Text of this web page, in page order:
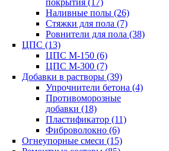
покрытия (17)
Наливные полы (26)
Стяжки для пола (7)
Ровнители для пола (38)
ЦПС (13)
ЦПС М-150 (6)
ЦПС М-300 (7)
Добавки в растворы (39)
Упрочнители бетона (4)
Противоморозные
добавки (18)
Пластификатор (11)
Фиброволокно (6)
Огнеупорные смеси (15)